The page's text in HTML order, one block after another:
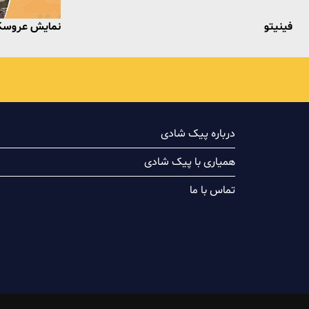
فینیتو نمایش
درباره پیک شادی
همیاری با پیک شادی
تماس با ما